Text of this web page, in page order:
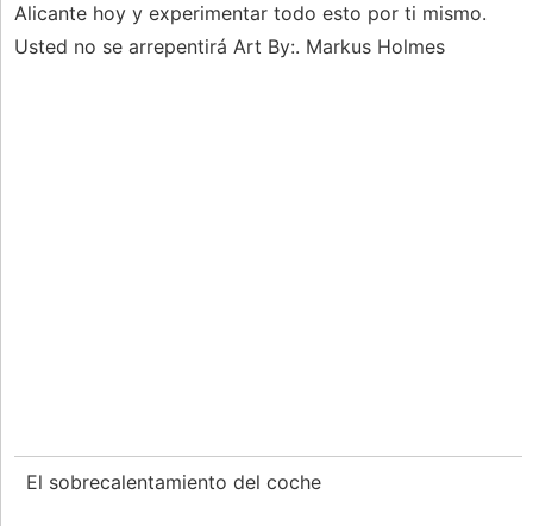
Alicante hoy y experimentar todo esto por ti mismo.
Usted no se arrepentirá Art By:. Markus Holmes
El sobrecalentamiento del coche